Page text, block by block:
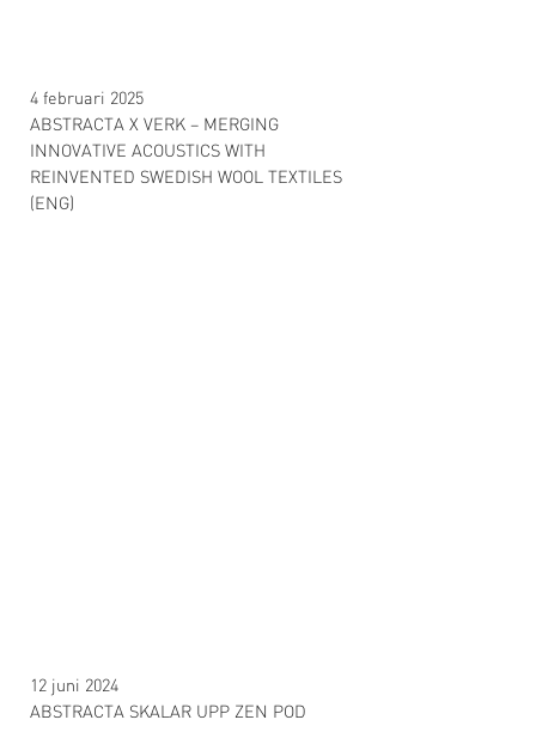
4 februari 2025
ABSTRACTA X VERK – MERGING
INNOVATIVE ACOUSTICS WITH
REINVENTED SWEDISH WOOL TEXTILES
(ENG)
12 juni 2024
ABSTRACTA SKALAR UPP ZEN POD